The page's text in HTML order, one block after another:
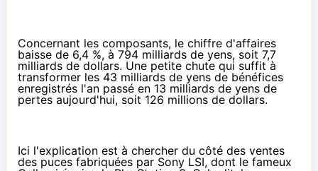
Concernant les composants, le chiffre d'affaires
baisse de 6,4 %, à 794 milliards de yens, soit 7,7
milliards de dollars. Une petite chute qui suffit à
transformer les 43 milliards de yens de bénéfices
enregistrés l'an passé en 13 milliards de yens de
pertes aujourd'hui, soit 126 millions de dollars.
Ici l'explication est à chercher du côté des ventes
des puces fabriquées par Sony LSI, dont le fameux